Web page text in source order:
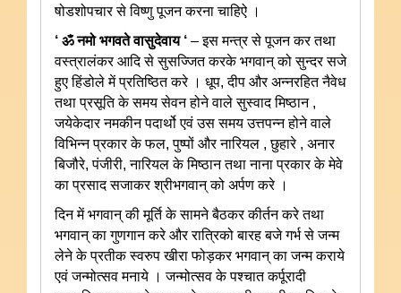
षोडशोपचार से विष्णु पूजन करना चाहिऐ ।
‘ ॐ नमो भगवते वासुदेवाय ‘ – इस मन्त्र से पूजन कर तथा
वस्त्रालंकर आदि से सुसज्जित करके भगवान् को सुन्दर सजे
हुए हिंडोले में प्रतिष्ठित करे । धूप, दीप और अन्नरहित नैवेध
तथा प्रसूति के समय सेवन होने वाले सुस्वाद मिष्ठान ,
जयेकेदार नमकीन पदार्थो एवं उस समय उत्तपन्न होने वाले
विभिन्न प्रकार के फल, पुष्पों और नारियल , छुहारे , अनार
बिजौरे, पंजीरी, नारियल के मिष्ठान तथा नाना प्रकार के मेवे
का प्रसाद सजाकर श्रीभगवान् को अर्पण करे ।
दिन में भगवान् की मूर्ति के सामने बैठकर कीर्तन करे तथा
भगवान् का गुणगान करे और रात्रिको बारह बजे गर्भ से जन्म
लेने के प्रतीक स्वरुप खीरा फोड़कर भगवान् का जन्म कराये
एवं जन्मोत्सव मनाये । जन्मोत्सव के पश्चात कर्पूरादी